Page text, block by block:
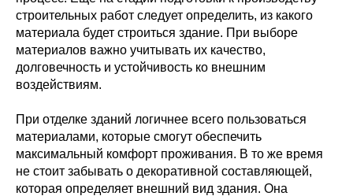
строительных работ следует определить, из какого
материала будет строиться здание. При выборе
материалов важно учитывать их качество,
долговечность и устойчивость ко внешним
воздействиям.
При отделке зданий логичнее всего пользоваться
материалами, которые смогут обеспечить
максимальный комфорт проживания. В то же время
не стоит забывать о декоративной составляющей,
которая определяет внешний вид здания. Она